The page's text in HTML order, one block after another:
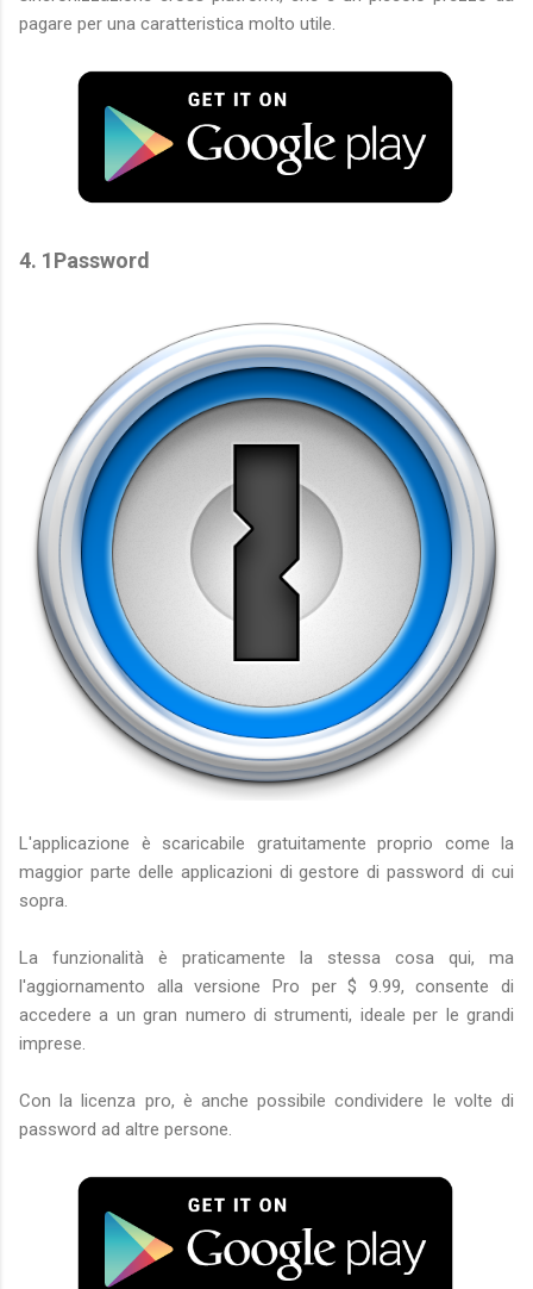
pagare per una caratteristica molto utile.
4. 1Password
L'applicazione è scaricabile gratuitamente proprio come la
maggior parte delle applicazioni di gestore di password di cui
sopra.
La funzionalità è praticamente la stessa cosa qui, ma
l'aggiornamento alla versione Pro per $ 9.99, consente di
accedere a un gran numero di strumenti, ideale per le grandi
imprese.
Con la licenza pro, è anche possibile condividere le volte di
password ad altre persone.